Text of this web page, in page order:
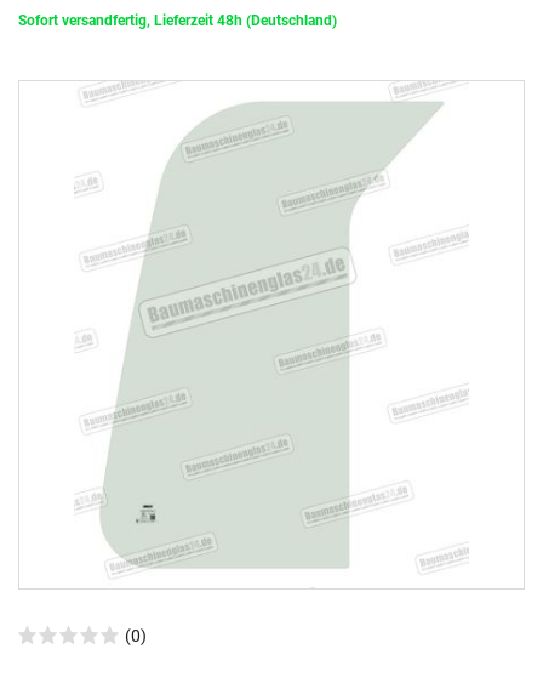
Sofort versandfertig, Lieferzeit 48h (Deutschland)
(0)